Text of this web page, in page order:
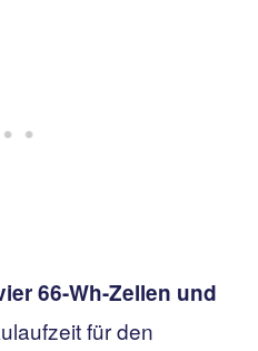
66-Wh-Zellen und
für den